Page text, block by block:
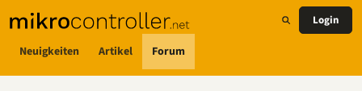
Neuigkeiten Artikel Forum
Login